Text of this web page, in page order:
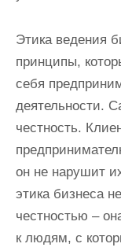
Этика ведения
принципы,
себя
деятельности.
честность.
он не нарушит
этика бизнеса
честностью –
к людям, с